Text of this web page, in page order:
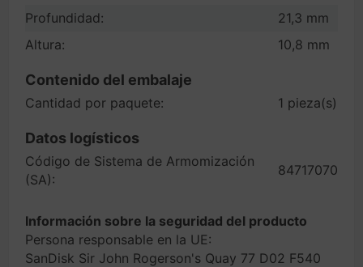
Profundidad:
21,3 mm
Altura:
10,8 mm
Contenido del embalaje
Cantidad por paquete: 1 pieza(s)
Datos logísticos
Código de Sistema de Armomización
(SA):
84717070
Información sobre la seguridad del producto
Persona responsable en la UE:
SanDisk Sir John Rogerson's Quay 77 D02 F540